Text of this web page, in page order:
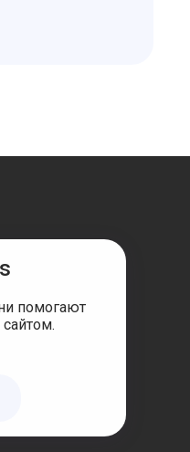
помогают